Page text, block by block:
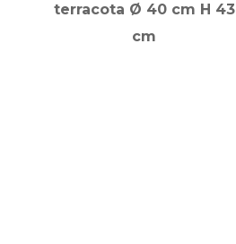
terracota Ø 40 cm H 43
cm